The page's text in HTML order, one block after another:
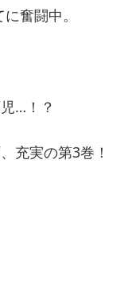
奮闘中。
…！？
充実の第3巻！